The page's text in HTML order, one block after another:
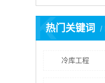
热门关键词
K
冷库工程